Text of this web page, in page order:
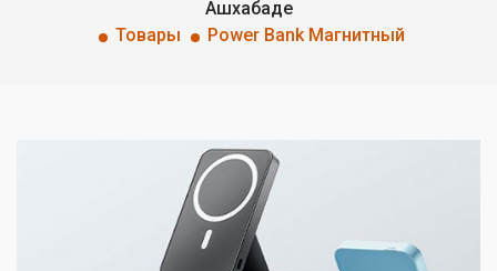
Ашхабаде
Товары
Power Bank Магнитный